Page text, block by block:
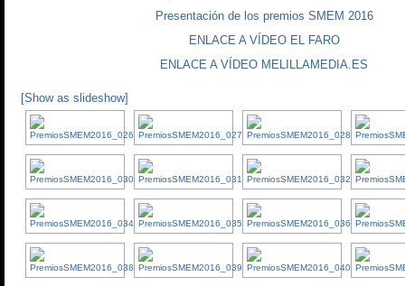
Presentación de los premios SMEM 2016
ENLACE A VÍDEO EL FARO
ENLACE A VÍDEO MELILLAMEDIA.ES
[Show as slideshow]